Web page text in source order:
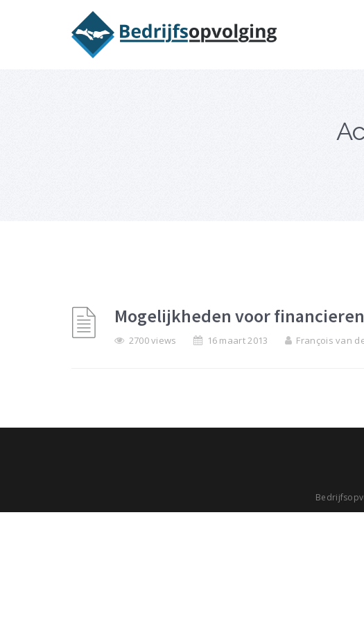
Mogelijkheden voor
2700 views 16 maart 2013 François van
Oriëntatiememo